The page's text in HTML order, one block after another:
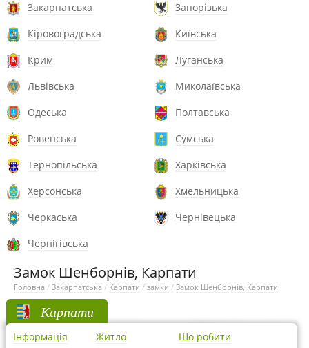
Закарпатська
Запорізька
Кіровоградська
Київська
Крим
Луганська
Львівська
Миколаївська
Одеська
Полтавська
Ровенська
Сумська
Тернопільська
Харківська
Херсонська
Хмельницька
Черкаська
Чернівецька
Чернігівська
Замок Шенборнів, Карпати
Головна / Закарпатська / Карпати / замки / Замок Шенборнів, Карпати
Карпати
Інформація Житло Що робити